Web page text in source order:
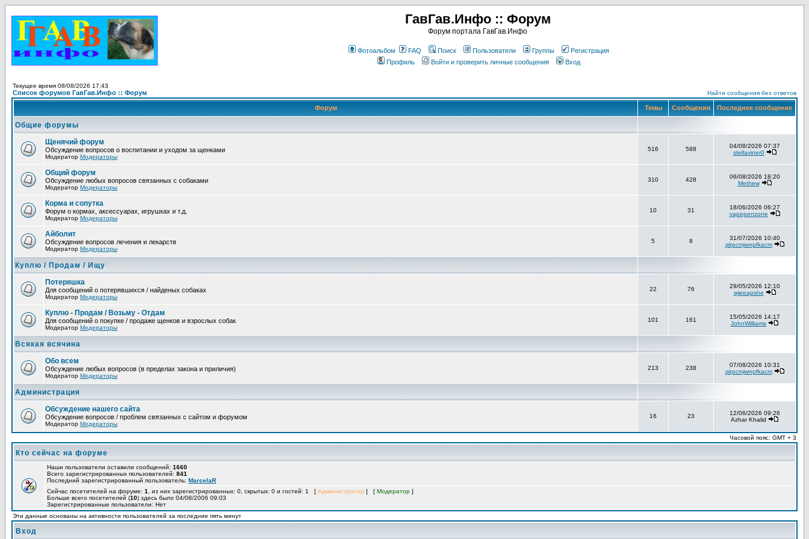
ГавГав.Инфо :: Форум
Форум портала ГавГав.Инфо
Фотоальбом FAQ Поиск Пользователи Группы
Регистрация
Профиль
Войти и проверить личные сообщения Вход
Текущее время 08/08/2026 17:43
Список форумов ГавГав.Инфо :: Форум Найти сообщения без ответов
Форум Темы Сообщения Последнее сообщение
Общие форумы
Щенячий форум
Обсуждение вопросов о воспитании и уходом за щенками
Модератор Модераторы
516 588
04/08/2026 07:37
stellaviner0
Общий форум
Обсуждение любых вопросов связанных с собаками
Модератор Модераторы
310 428
06/08/2026 18:20
Methew
Корма и сопутка
Форум о кормах, аксессуарах, игрушках и т.д.
Модератор Модераторы
10 31
18/06/2026 06:27
vapepenzone
Айболит
Обсуждение вопросов лечения и лекарств
Модератор Модераторы
5 8
31/07/2026 10:40
qkpcmjwnpfkacm
Куплю / Продам / Ищу
Потеряшка
Для сообщений о потерявшихся / найденых собаках
Модератор Модераторы
22 76
29/05/2026 12:10
wjeeapshe
Куплю - Продам / Возьму - Отдам
Для сообщений о покупке / продаже щенков и взрослых собак
Модератор Модераторы
101 161
15/05/2026 14:17
JohnWilliams
Всякая всячина
Обо всем
Обсуждение любых вопросов (в пределах закона и приличия)
Модератор Модераторы
213 238
07/08/2026 10:31
qkpcmjwnpfkacm
Администрация
Обсуждение нашего сайта
Обсуждение вопросов / проблем связанных с сайтом и форумом
Модератор Модераторы
16 23
12/06/2026 09:26
Azhar Khalid
Часовой пояс: GMT + 3
Кто сейчас на форуме
Наши пользователи оставили сообщений: 1660
Всего зарегистрированных пользователей: 841
Последний зарегистрированный пользователь: MarcelaR
Сейчас посетителей на форуме: 1 , из них зарегистрированных: 0, скрытых: 0 и гостей: 1 [ Администратор ] [ Модератор ]
Больше всего посетителей (10) здесь было 04/08/2006 09:03
Зарегистрированные пользователи: Нет
Эти данные основаны на активности пользователей за последние пять минут
Вход